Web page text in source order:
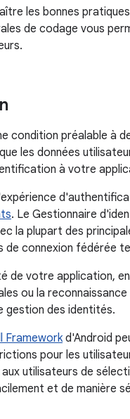
les bonnes
de codage vous
condition préalable à
les données
à votre
. Le Gestionnaire
la plupart des
de connexion fédérée
de votre application,
ou la
gestion des identités.
Frameworkd'Android
pour les
utilisateurs de
et de manière